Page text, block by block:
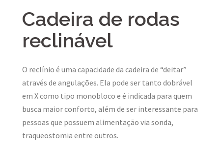
Cadeira de rodas
reclinável
O reclínio é uma capacidade da cadeira de “deitar”
através de angulações. Ela pode ser tanto dobrável
em X como tipo monobloco e é indicada para quem
busca maior conforto, além de ser interessante para
pessoas que possuem alimentação via sonda,
traqueostomia entre outros.